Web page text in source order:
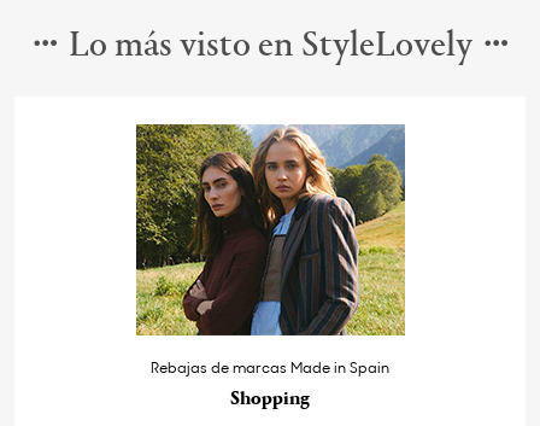
Lo más visto en StyleLovely
Rebajas de marcas Made in Spain
Shopping